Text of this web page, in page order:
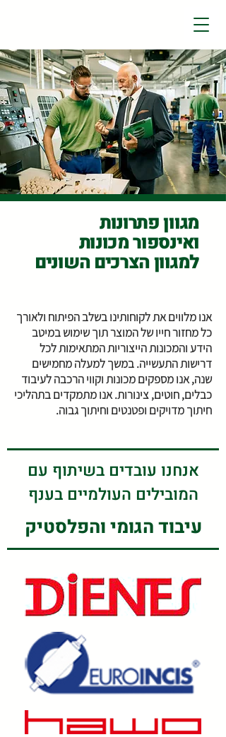
OGDAN EMANUEL Ltd.
מגוון פתרונות
ואינספור מכונות
למגוון הצרכים השונים
אנו מלווים את לקוחותינו בשלב הפיתוח ולאורך
כל מחזור חייו של המוצר תוך שימוש במיטב
הידע והמכונות הייצוריות המתאימות לכל
דרישות התעשייה. במשך למעלה מחמישים
שנה, אנו מספקים מכונות וקווי הרכבה לעיבוד
כבלים, חוטים, צינורות. אנו מתמקדים בתהליכי
חיתוך מדויקים ופטנטים וחיתוך גבוה.
אנחנו עובדים בשיתוף עם
המובילים העולמיים בענף
עיבוד הגומי והפלסטיק